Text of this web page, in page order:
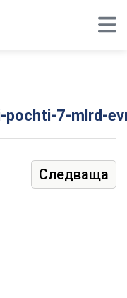
pochti-7-mlrd-
Следваща